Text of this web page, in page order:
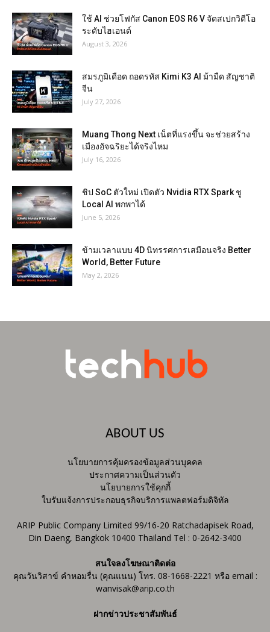
ใช้ AI ช่วยโฟกัส Canon EOS R6 V จัดสเปกวิดีโอ
ระดับไฮเอนด์
August 3, 2026
สมรภูมิเดือด ถอดรหัส Kimi K3 AI ม้ามืด สัญชาติ
จีน
July 27, 2026
Muang Thong Next เน็ตที่แรงขึ้น จะช่วยสร้าง
เมืองอัจฉริยะได้จริงไหม
July 16, 2026
ชิป SoC ตัวใหม่ เปิดตัว Nvidia RTX Spark ชู
Local AI พกพาได้
June 5, 2026
ข้ามเวลาแบบ 4D นิทรรศการเสมือนจริง Better
World, Better Future
May 2, 2026
ABOUT US
นโยบายการคุ้มครองข้อมูลส่วนบุคคล
ประกาศความเป็นส่วนตัว
นโยบายการใช้คุกกี้
ใบรับแจ้งการประกอบธุรกิจบริการแพลตฟอร์มดิจิทัล
ARIP Public Company Limited 99/16-20 Ratchadapisek Road,
Din Daeng, Bangkok 10400 Thailand Tel : 0-2642-3400
สนใจลงโฆษณาติดต่อ
คุณวันวิสาข์ คำหอมรื่น (คุณแนน) โทร. 08-1668-2221 หรือ email :
wanvisak@arip.co.th
ฝากข่าวประชาสัมพันธ์